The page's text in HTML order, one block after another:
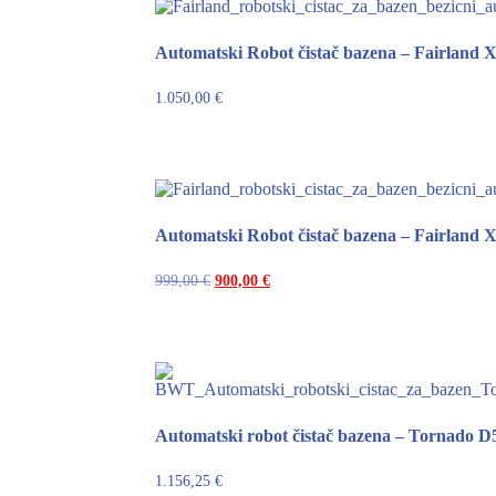
Automatski Robot čistač bazena – Fairland
1.050,00 €
Automatski Robot čistač bazena – Fairland
999,00€ 900,00 €
Automatski robot čistač bazena – Tornado
1.156,25 €